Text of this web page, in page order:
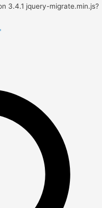
3.4.1 jquery-migrate.min.js?